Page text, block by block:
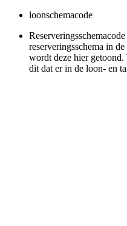
loonschemacode
reserveringsschema in
wordt deze hier getoond.
dit dat er in de loon- en